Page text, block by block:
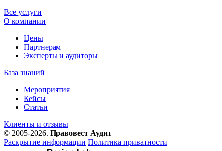
Все услуги
О компании
Цены
Партнерам
Эксперты и аудиторы
База знаний
Мероприятия
Кейсы
Статьи
Клиенты и отзывы
© 2005-2026. Правовест Аудит
Раскрытие информации Политика приватности